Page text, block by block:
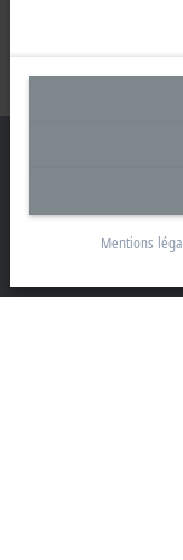
Siège social Suisse
Rheinweg 7
Mentions